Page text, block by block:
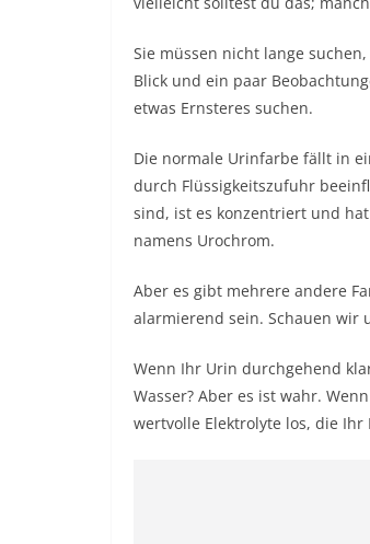
Sie müssen nicht lange
Blick und ein paar
etwas Ernsteres suchen.
Die normale Urinfarbe fällt in
durch Flüssigkeitszufuhr
sind, ist es konzentriert und
namens Urochrom.
Aber es gibt mehrere andere
alarmierend sein. Schauen wir
Wenn Ihr Urin durchgehend
Wasser? Aber es ist wahr.
wertvolle Elektrolyte los, die